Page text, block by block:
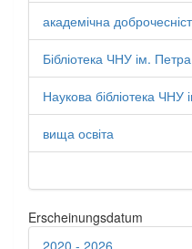
академічна
Бібліотека ЧНУ ім.
Наукова бібліотека ЧНУ
вища освіта
Erscheinungsdatum
2020 - 2026